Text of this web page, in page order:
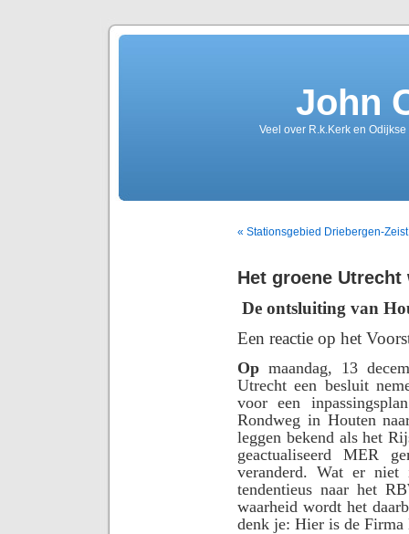
John
Veel over R.k.Kerk en
« Stationsgebied Driebergen-Zeist
Het groene
De ontsluiting van
Een reactie op het
Op maandag, 13
Utrecht een besluit
voor een
Rondweg in Houten
leggen bekend als het
geactualiseerd MER
veranderd. Wat er
tendentieus naar het
waarheid wordt het
denk je: Hier is de